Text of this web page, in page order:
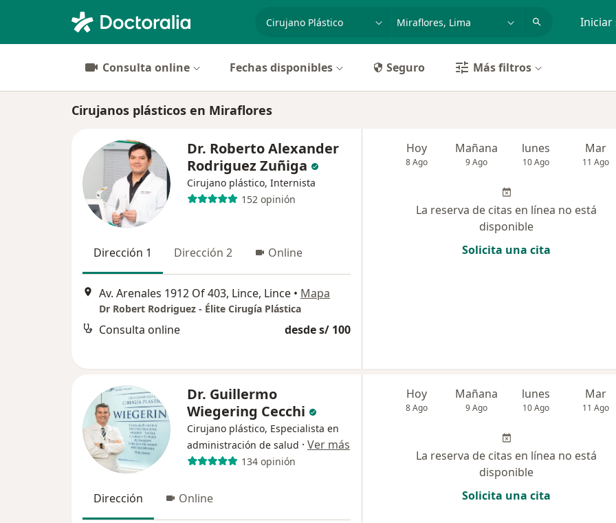
especialidad, enfermedad o nombre Iniciar
Consulta online Fechas disponibles Seguro Más filtros
Cirujanos plásticos en Miraflores
Dr. Roberto Alexander
Rodriguez Zuñiga
Cirujano plástico, Internista
152 opinión
Dirección 1 Dirección 2 Online
Av. Arenales 1912 Of 403, Lince, Lince • Mapa
Dr Robert Rodriguez - Élite Cirugía Plástica
Consulta online desde s/ 100
Hoy
8 Ago
Mañana
9 Ago
lunes
10 Ago
Mar
11 Ago
La reserva de citas en línea no está
disponible
Solicita una cita
Dr. Guillermo
Wiegering Cecchi
Cirujano plástico, Especialista en
administración de salud · Ver más
134 opinión
Dirección Online
Hoy
8 Ago
Mañana
9 Ago
lunes
10 Ago
Mar
11 Ago
La reserva de citas en línea no está
disponible
Solicita una cita